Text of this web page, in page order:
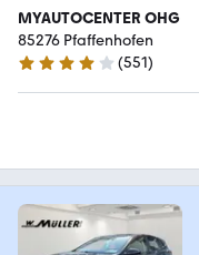
MYAUTOCENTER OHG
85276 Pfaffenhofen
4.2 Sterne
(551)